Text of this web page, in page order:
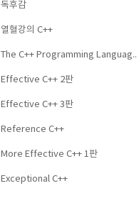
독후감
열혈강의 C++
The C++ Programming Languag..
Effective C++ 2판
Effective C++ 3판
Reference C++
More Effective C++ 1판
Exceptional C++